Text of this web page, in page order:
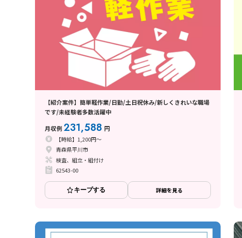
【紹介案件】簡単軽作業/日勤/土日祝休み/新しくきれいな職場
です/未経験者多数活躍中
月収例231,588 円
【時給】1,200円～
青森県平川市
検査、組立・組付け
62543-00
キープする 詳細を見る